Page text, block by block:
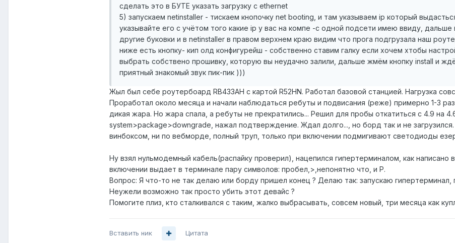
сделать это в БУТЕ указать загрузку с ethernet
5) запускаем netinstaller - тискаем кнопочку net booting, и там указываем ip который
указывайте его с учётом того какие ip у вас на компе -с одной подсети имею ввиду,
другие буковки и в netinstaller в правом верхнем краю видим что прога подгрузала наш
ниже есть кнопку- кип олд конфигурейш - собственно ставим галку если хочем хтобы
выбрать собствено прошивку, которую вы неудачно залили, дальше жмём кнопку install и
приятный знакомый звук пик-пик )))
Жыл был себе роутербоард RB433AH с картой R52HN. Работал базовой станцией. Нагрузка
Проработал около месяца и начали наблюдаться ребуты и подвисания (реже) примерно 1-3
дикая жара. Но жара спала, а ребуты не прекратились... Решил для пробы откатиться с 4.9 на
system>package>downgrade, нажал подтверждение. Ждал долго..., но борд так и не
винбоксом, ни по вебморде, полный труп, только при включении подмигивают светодиоды
Ну взял нульмодемный кабель(распайку проверил), нацепился гипертерминалом, как написано
включении выдает в терминале пару символов: пробел,>,непонятно что, и Р.
Вопрос: Я что-то не так делаю или борду пришел конец ? Делаю так: запускаю
Неужели возможно так просто убить этот девайс ?
Помогите плиз, кто сталкивался с таким, жалко выбрасывать, совсем новый, три месяца как
Вставить ник Цитата